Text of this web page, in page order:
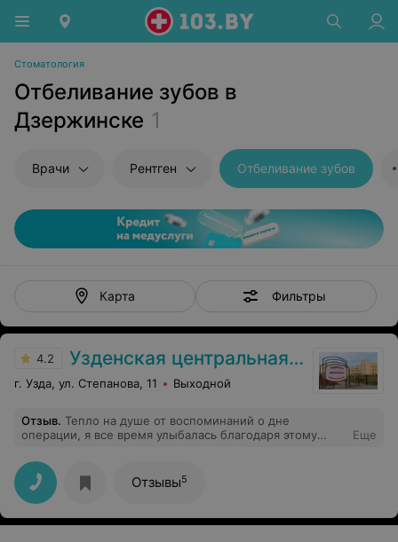
Стоматология
Отбеливание зубов в
Дзержинске 1
Врачи Рентген Отбеливание зубов
Карта Фильтры
4.2 Узденская центральная районная больница
г. Узда, ул. Степанова, 11 Выходной
Отзыв. Тепло на душе от воспоминаний о дне
операции, я все время улыбалась благодаря этому
хорошее
Еще
Отзывы5